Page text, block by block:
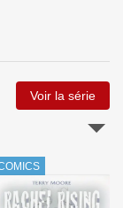
Voir la série